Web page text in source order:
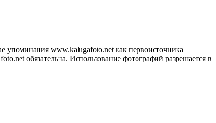
упоминания www.kalugafoto.net как первоисточника
обязательна. Использование фотографий разрешается в